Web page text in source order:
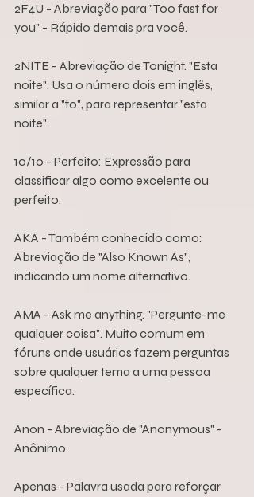
2F4U - Abreviação para "Too fast for
you" - Rápido demais pra você.
2NITE - Abreviação de Tonight. "Esta
noite". Usa o número dois em inglês,
similar a "to", para representar "esta
noite".
10/10 - Perfeito: Expressão para
classificar algo como excelente ou
perfeito.
AKA - Também conhecido como:
Abreviação de "Also Known As",
indicando um nome alternativo.
AMA - Ask me anything. "Pergunte-me
qualquer coisa". Muito comum em
fóruns onde usuários fazem perguntas
sobre qualquer tema a uma pessoa
específica.
Anon - Abreviação de "Anonymous" -
Anônimo.
Apenas - Palavra usada para reforçar